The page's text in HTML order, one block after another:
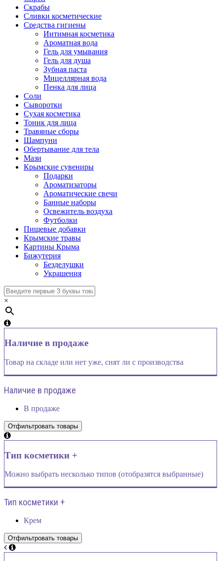
Скрабы
Сливки косметические
Средства гигиены
Интимная косметика
Ароматная вода
Гель для умывания
Гель для душа
Зубная паста
Мицеллярная вода
Пенка для лица
Соли
Сыворотки
Сухая косметика
Тоник для лица
Травяные сборы
Шампуни
Обертывание для тела
Мази
Крымские сувениры
Подарки
Ароматизаторы
Ароматические свечи
Банные наборы
Освежитель воздуха
Футболки
Пищевые добавки
Крымские травы
Картины Крыма
Бижутерия
Безделушки
Украшения
×
Наличие в продаже
Товар на складе или нет уже, снят ли с производства
Наличие в продаже
В продаже
Тип косметики +
Можно выбрать несколько типов (отобразятся выбранные)
Тип косметики +
Крем